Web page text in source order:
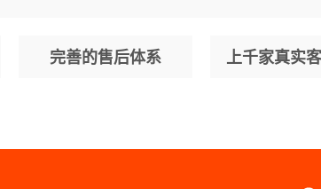
完善的售后体系 上千家真实